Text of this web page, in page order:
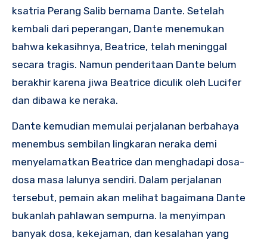
ksatria Perang Salib bernama Dante. Setelah
kembali dari peperangan, Dante menemukan
bahwa kekasihnya, Beatrice, telah meninggal
secara tragis. Namun penderitaan Dante belum
berakhir karena jiwa Beatrice diculik oleh Lucifer
dan dibawa ke neraka.
Dante kemudian memulai perjalanan berbahaya
menembus sembilan lingkaran neraka demi
menyelamatkan Beatrice dan menghadapi dosa-
dosa masa lalunya sendiri. Dalam perjalanan
tersebut, pemain akan melihat bagaimana Dante
bukanlah pahlawan sempurna. Ia menyimpan
banyak dosa, kekejaman, dan kesalahan yang